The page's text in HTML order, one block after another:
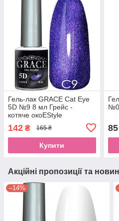
Гель-лак GRACE Cat Eye
5D №9 8 мл Грейс -
котяче окоEStyle
142 ₴ 165 ₴
Купити
85
Акційні пропозиції та
–14%